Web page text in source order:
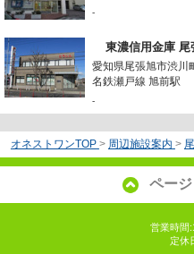
-
東濃信用金庫 尾
愛知県尾張旭市渋川
名鉄瀬戸線 旭前駅
-
オネストワンTOP > 周辺施設案内 >
ペー
営業時間
定休